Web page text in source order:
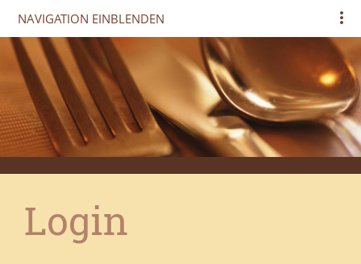
NAVIGATION EINBLENDEN
Login